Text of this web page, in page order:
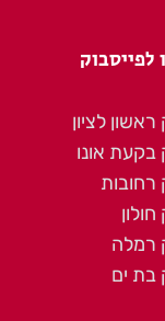
לפייסבוק
ראשון לציון
בקעת אונו
רחובות
רמלה
בת ים